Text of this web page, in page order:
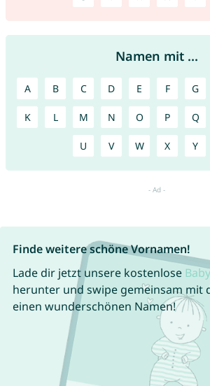
Namen mit ...
A B C D E F G
K L M N O P Q
U V W X Y
Finde weitere schöne Vornamen!
Lade dir jetzt unsere kostenlose
herunter und swipe gemeinsam mit
einen wunderschönen Namen!